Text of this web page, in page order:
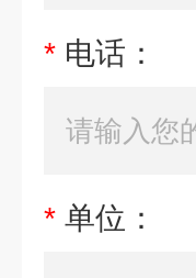
* 电话：
* 单位：